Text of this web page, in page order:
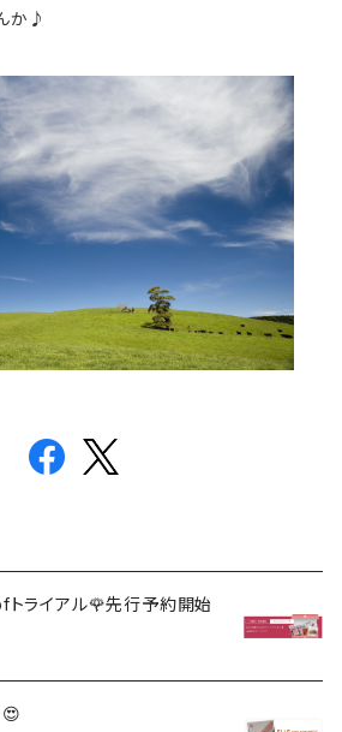
か♪
ライアル🌹先行予約開始